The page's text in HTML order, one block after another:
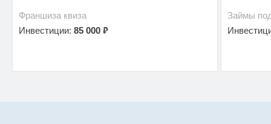
Франшиза квиза
Инвестиции: 85 000 ₽
Займы